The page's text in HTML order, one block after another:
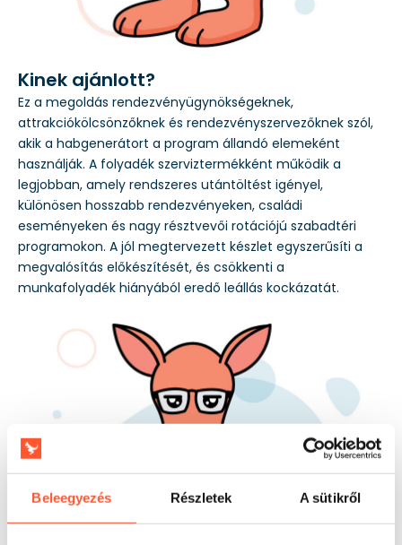
Beleegyezés Részletek A sütikről
Kinek ajánlott?
Ez a megoldás rendezvényügynökségeknek,
attrakciókölcsönzőknek és rendezvényszervezőknek szól,
akik a habgenerátort a program állandó elemeként
használják. A folyadék szerviztermékként működik a
legjobban, amely rendszeres utántöltést igényel,
különösen hosszabb rendezvényeken, családi
eseményeken és nagy résztvevői rotációjú szabadtéri
programokon. A jól megtervezett készlet egyszerűsíti a
megvalósítás előkészítését, és csökkenti a
munkafolyadék hiányából eredő leállás kockázatát.